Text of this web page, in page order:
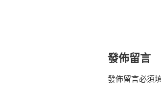
發佈留言
發佈留言必須